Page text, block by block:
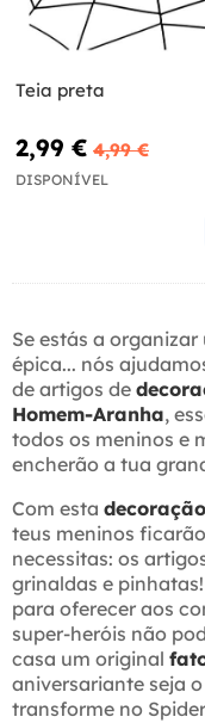
Teia preta
2,99 € 4,99 €
DISPONÍVEL
Se estás a
épica... nós
de artigos de
Homem-Aranha,
todos os meninos e
encherão a tua
Com esta
teus meninos
necessitas: os
grinaldas e
para oferecer aos
super-heróis não
casa um original
aniversariante seja
transforme no